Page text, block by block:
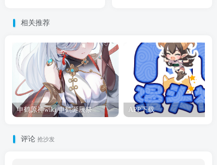
相关推荐
申鹤原神wiki 申鹤诞辰祭 APP下载
评论 抢沙发